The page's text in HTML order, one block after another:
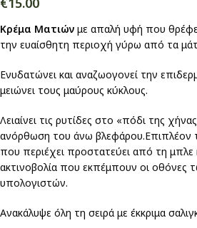
Κρέμα Ματιών με απαλή υφή που
την ευαίσθητη περιοχή γύρω από τα
Ενυδατώνει και αναζωογονεί την
μειώνει τους μαύρους κύκλους.
Λειαίνει τις ρυτίδες στο «πόδι της
ανόρθωση του άνω βλεφάρου.Επιπλέον
που περιέχει προστατεύει από τη μπλε
ακτινοβολία που εκπέμπουν οι οθόνες
υπολογιστών.
Ανακάλυψε όλη τη σειρά με έκκριμα